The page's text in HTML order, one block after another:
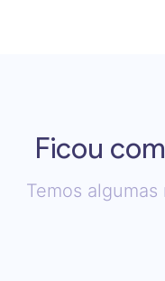
Ficou
Temos